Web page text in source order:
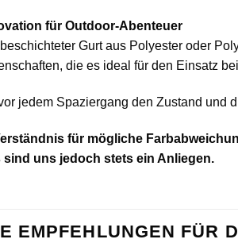
für Outdoor-Abenteuer
Gurt aus Polyester oder
die es ideal für den Einsatz
jedem Spaziergang den Zustand und
für mögliche
sind uns jedoch stets ein Anliegen.
EMPFEHLUNGEN FÜR